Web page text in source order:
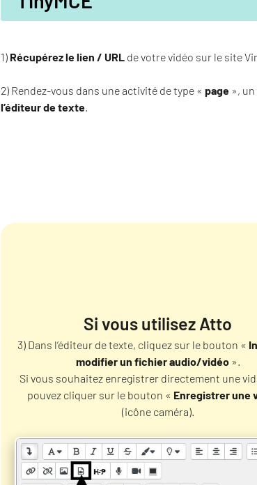
1) Récupérez le lien / URL de votre vidéo sur le site
2) Rendez-vous dans une activité de type « page », un
l’éditeur de texte.
Si vous utilisez Atto
3) Dans l’éditeur de texte, cliquez sur le bouton «
modifier un fichier audio/vidéo».
Si vous souhaitez enregistrer directement une
pouvez cliquer sur le bouton « Enregistrer une
(icône caméra).